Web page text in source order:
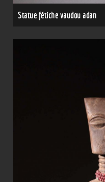
Statue fétiche vaudou adan